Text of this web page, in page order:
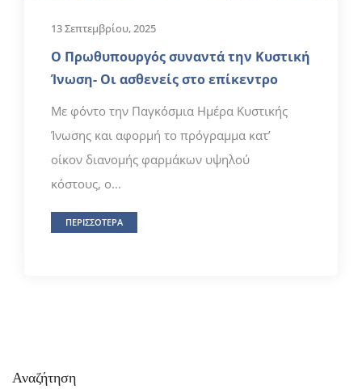
13 Σεπτεμβρίου, 2025
Ο Πρωθυπουργός συναντά την Κυστική
Ίνωση- Οι ασθενείς στο επίκεντρο
Με φόντο την Παγκόσμια Ημέρα Κυστικής
Ίνωσης και αφορμή το πρόγραμμα κατ’
οίκον διανομής φαρμάκων υψηλού
κόστους, ο...
ΠΕΡΙΣΣΟΤΕΡΑ
Αναζήτηση